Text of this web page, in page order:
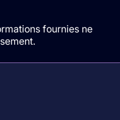
fournies ne